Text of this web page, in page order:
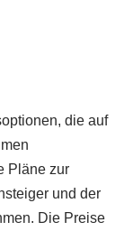
die auf
Pläne zur
und der
Die Preise